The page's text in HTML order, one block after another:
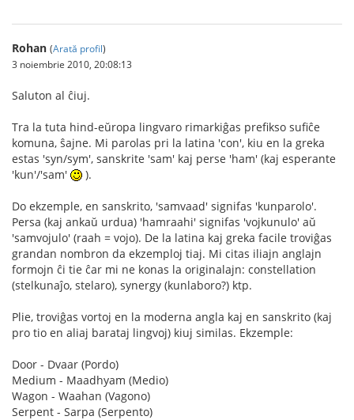
Rohan (Arată profil)
3 noiembrie 2010, 20:08:13
Saluton al ĉiuj.
Tra la tuta hind-eŭropa lingvaro rimarkiĝas prefikso sufiĉe
komuna, ŝajne. Mi parolas pri la latina 'con', kiu en la greka
estas 'syn/sym', sanskrite 'sam' kaj perse 'ham' (kaj esperante
'kun'/'sam'
).
Do ekzemple, en sanskrito, 'samvaad' signifas 'kunparolo'.
Persa (kaj ankaŭ urdua) 'hamraahi' signifas 'vojkunulo' aŭ
'samvojulo' (raah = vojo). De la latina kaj greka facile troviĝas
grandan nombron da ekzemploj tiaj. Mi citas iliajn anglajn
formojn ĉi tie ĉar mi ne konas la originalajn: constellation
(stelkunaĵo, stelaro), synergy (kunlaboro?) ktp.
Plie, troviĝas vortoj en la moderna angla kaj en sanskrito (kaj
pro tio en aliaj barataj lingvoj) kiuj similas. Ekzemple:
Door - Dvaar (Pordo)
Medium - Maadhyam (Medio)
Wagon - Waahan (Vagono)
Serpent - Sarpa (Serpento)